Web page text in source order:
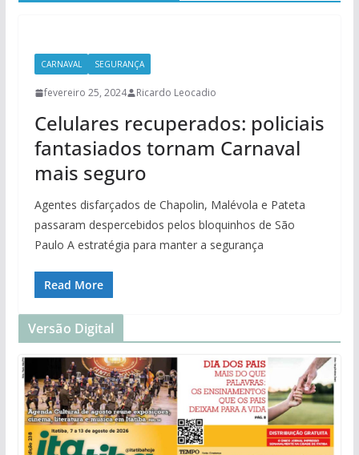
CARNAVAL SEGURANÇA
fevereiro 25, 2024 Ricardo Leocadio
Celulares recuperados: policiais
fantasiados tornam Carnaval
mais seguro
Agentes disfarçados de Chapolin, Malévola e Pateta
passaram despercebidos pelos bloquinhos de São
Paulo A estratégia para manter a segurança
Read More
Versão Digital